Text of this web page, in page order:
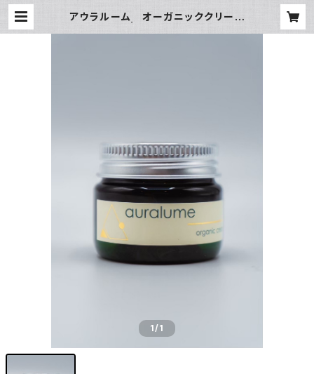
アウラルーム オーガニッククリーム
1/1